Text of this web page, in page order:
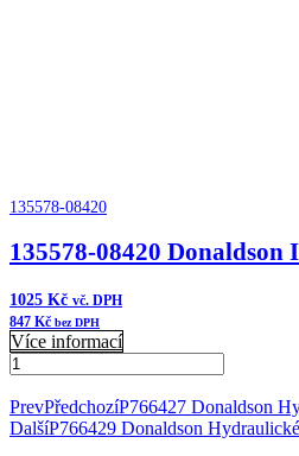
135578-08420
135578-08420
1025 Kč vč. DPH
847 Kč bez DPH
Více informací
135578-
Donaldson
Indikátor
PrevPředchozíP766427 Donaldson
DalšíP766429 Donaldson